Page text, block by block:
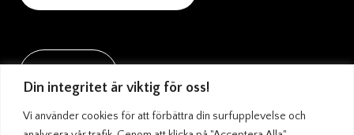
Din integritet är viktig för oss!
Vi använder cookies för att förbättra din surfupplevelse och